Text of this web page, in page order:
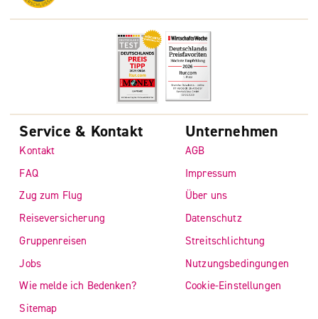
Service & Kontakt
Kontakt
FAQ
Zug zum Flug
Reiseversicherung
Gruppenreisen
Jobs
Wie melde ich Bedenken?
Sitemap
Unternehmen
AGB
Impressum
Über uns
Datenschutz
Streitschlichtung
Nutzungsbedingungen
Cookie-Einstellungen